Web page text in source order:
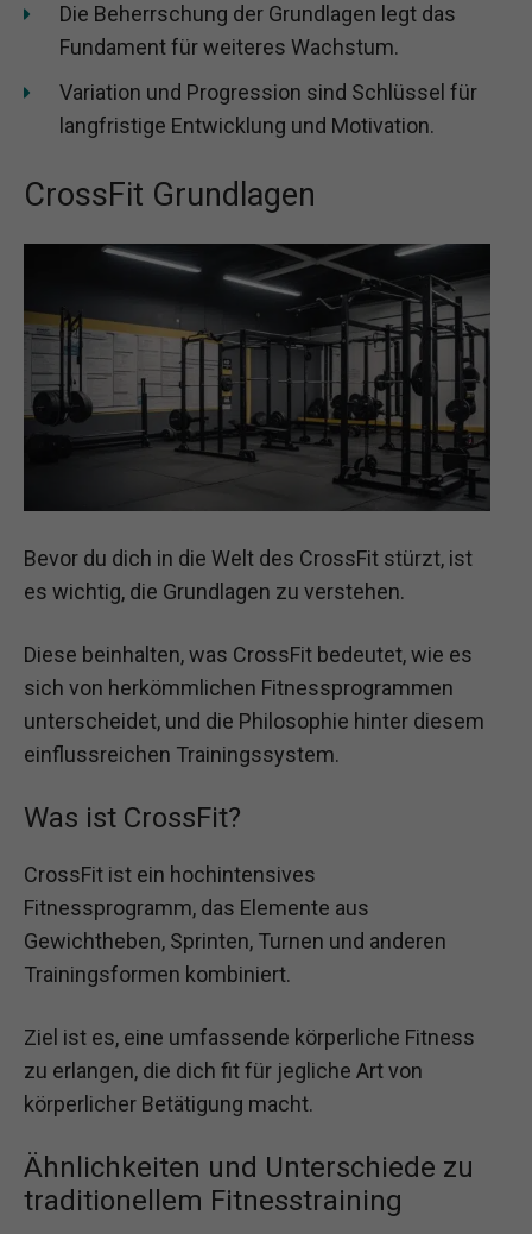
Die Beherrschung der Grundlagen legt das
Fundament für weiteres Wachstum.
Variation und Progression sind Schlüssel für
langfristige Entwicklung und Motivation.
CrossFit Grundlagen
Bevor du dich in die Welt des CrossFit stürzt, ist
es wichtig, die Grundlagen zu verstehen.
Diese beinhalten, was CrossFit bedeutet, wie es
sich von herkömmlichen Fitnessprogrammen
unterscheidet, und die Philosophie hinter diesem
einflussreichen Trainingssystem.
Was ist CrossFit?
CrossFit ist ein hochintensives
Fitnessprogramm, das Elemente aus
Gewichtheben, Sprinten, Turnen und anderen
Trainingsformen kombiniert.
Ziel ist es, eine umfassende körperliche Fitness
zu erlangen, die dich fit für jegliche Art von
körperlicher Betätigung macht.
Ähnlichkeiten und Unterschiede zu
traditionellem Fitnesstraining